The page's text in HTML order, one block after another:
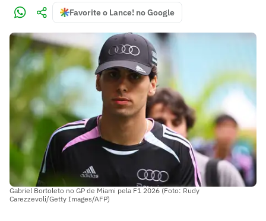
Favorite o Lance! no Google
Gabriel Bortoleto no GP de Miami pela F1 2026 (Foto: Rudy
Carezzevoli/Getty Images/AFP)